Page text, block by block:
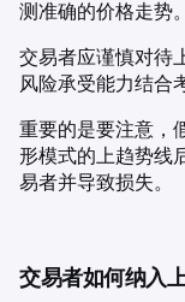
测准确的价格走势。
交易者应谨慎对待
风险承受能力结合
重要的是要注意，
形模式的上趋势线
易者并导致损失。
交易者如何纳入